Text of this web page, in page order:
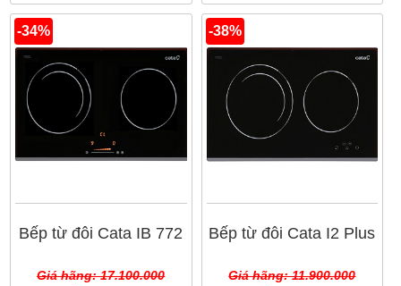
-34%
Bếp từ đôi Cata IB 772
Giá hãng: 17.100.000
-38%
Bếp từ đôi Cata I2 Plus
Giá hãng: 11.900.000